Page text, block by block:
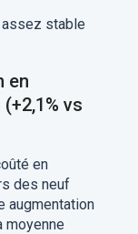
stable
en
vs
en
des neuf
augmentation
moyenne